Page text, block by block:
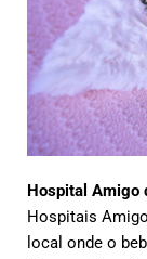
Hospital Amigo
Hospitais
local onde o